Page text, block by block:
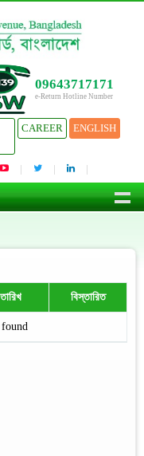
09643717171
e-Return Hotline Number
CAREER ENGLISH
বিস্তারিত